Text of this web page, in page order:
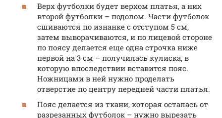
Верх футболки будет верхом платья, а них
второй футболки – подолом. Части футболок
сшиваются по изнанке с отступом 5 см,
затем выворачиваются, и по лицевой стороне
по поясу делается еще одна строчка ниже
первой на 3 см – получилась кулиска, в
которую впоследствии вставится пояс.
Ножницами в ней нужно проделать
отверстие по центру передней части платья.
Пояс делается из ткани, которая осталась от
разрезанных футболок – нужно вырезать